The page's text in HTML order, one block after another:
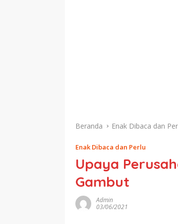
Beranda Enak Dibaca dan
Enak Dibaca dan Perlu
Upaya
Gambut
Admin
03/06/2021